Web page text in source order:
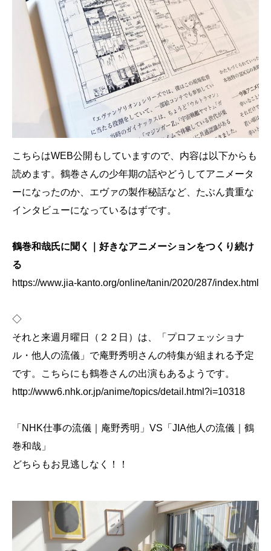
こちらはWEB公開もしていますので、内容は以下からも
読めます。鶴巻さんの少年期の話やどうしてアニメータ
ーになったのか、エヴァの製作秘話など、たぶん貴重な
インタビューになっているはずです。
鶴巻和哉氏に聞く｜好きなアニメーションをつくり続け
る
https://www.jia-kanto.org/online/tanin/2020/287/index.html
◇
それと来週月曜日（２２日）は、「プロフェッショナ
ル・他人の流儀」で庵野秀明さんの特集が組まれる予定
です。こちらにも鶴巻さんの出演もあるようです。
http://www6.nhk.or.jp/anime/topics/detail.html?i=10318
「NHK仕事の流儀｜庵野秀明」VS「JIA他人の流儀｜鶴
巻和哉」
どちらもお見逃しなく！！